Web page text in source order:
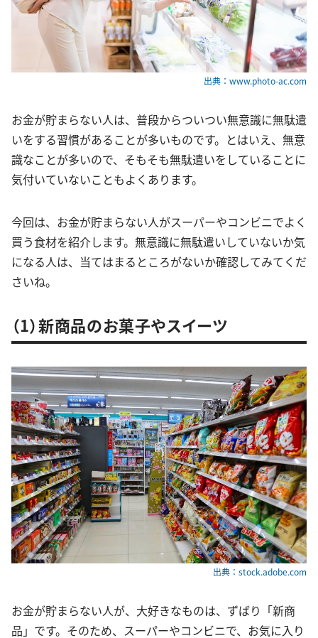
出典：www.photo-ac.com
お金が貯まらない人は、普段からついつい無意識に無駄遣
いをする習慣があることが多いものです。とはいえ、無意
識なことが多いので、そもそも無駄遣いをしていることに
気付いていないこともよくあります。
今回は、お金が貯まらない人がスーパーやコンビニでよく
買う食材を紹介します。無意識に無駄遣いしていないか気
になる人は、当てはまるところがないか確認してみてくだ
さいね。
（1）新商品のお菓子やスイーツ
出典：stock.adobe.com
お金が貯まらない人が、大好きなものは、ずばり「新商
品」です。そのため、スーパーやコンビニで、お気に入り